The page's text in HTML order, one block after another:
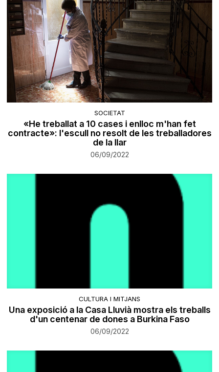
SOCIETAT
«He treballat a 10 cases i enlloc m'han fet
contracte»: l'escull no resolt de les treballadores
de la llar
06/09/2022
CULTURA I MITJANS
Una exposició a la Casa Lluvià mostra els treballs
d'un centenar de dones a Burkina Faso
06/09/2022